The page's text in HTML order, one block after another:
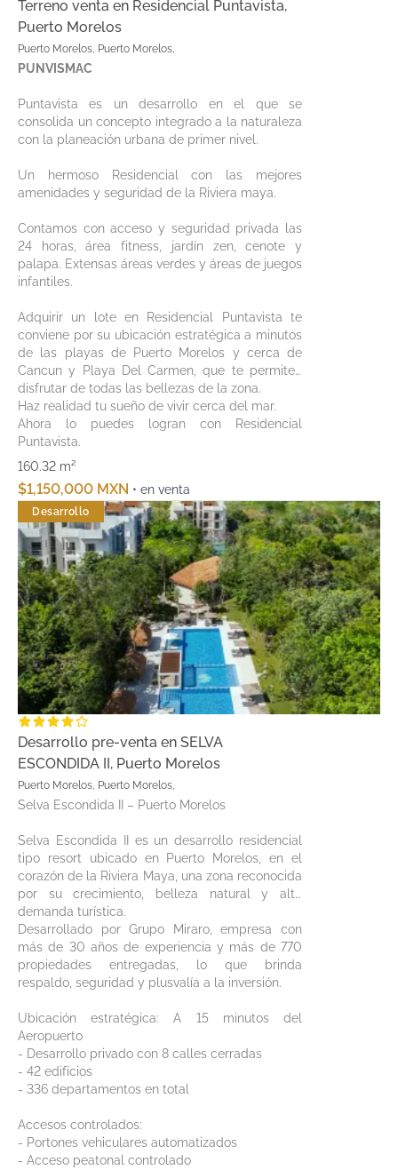
Terreno venta en Residencial Puntavista,
Puerto Morelos
Puerto Morelos, Puerto Morelos,
PUNVISMAC
Puntavista es un desarrollo en el que se
consolida un concepto integrado a la naturaleza
con la planeación urbana de primer nivel.
Un hermoso Residencial con las mejores
amenidades y seguridad de la Riviera maya.
Contamos con acceso y seguridad privada las
24 horas, área fitness, jardín zen, cenote y
palapa. Extensas áreas verdes y áreas de juegos
infantiles.
Adquirir un lote en Residencial Puntavista te
conviene por su ubicación estratégica a minutos
de las playas de Puerto Morelos y cerca de
Cancun y Playa Del Carmen, que te permiten
disfrutar de todas las bellezas de la zona.
Haz realidad tu sueño de vivir cerca del mar.
Ahora lo puedes logran con Residencial
Puntavista.
160.32 m²
$1,150,000 MXN • en venta
Desarrollo
Desarrollo pre-venta en SELVA
ESCONDIDA II, Puerto Morelos
Puerto Morelos, Puerto Morelos,
Selva Escondida II – Puerto Morelos
Selva Escondida II es un desarrollo residencial
tipo resort ubicado en Puerto Morelos, en el
corazón de la Riviera Maya, una zona reconocida
por su crecimiento, belleza natural y alta
demanda turística.
Desarrollado por Grupo Miraro, empresa con
más de 30 años de experiencia y más de 770
propiedades entregadas, lo que brinda
respaldo, seguridad y plusvalía a la inversión.
Ubicación estratégica: A 15 minutos del
Aeropuerto
- Desarrollo privado con 8 calles cerradas
- 42 edificios
- 336 departamentos en total
Accesos controlados:
- Portones vehiculares automatizados
- Acceso peatonal controlado